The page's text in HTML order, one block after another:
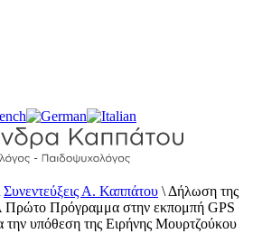
Ψυχολόγος –
Συνεντεύξεις Α. Καππάτου \ Δήλωση της
Πρόγραμμα στην εκπομπή GPS
την υπόθεση της Ειρήνης Μουρτζούκου